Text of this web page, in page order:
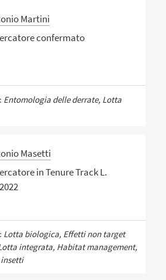
Martini
confermato
Entomologia delle derrate, Lotta
Masetti
in Tenure Track L.
Lotta biologica, Effetti non target
integrata, Habitat management,